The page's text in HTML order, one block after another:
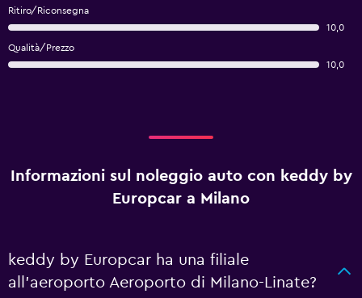
Ritiro/Riconsegna
10,0
Qualità/Prezzo
10,0
Informazioni sul noleggio auto con keddy by
Europcar a Milano
keddy by Europcar ha una filiale
all'aeroporto Aeroporto di Milano-Linate?